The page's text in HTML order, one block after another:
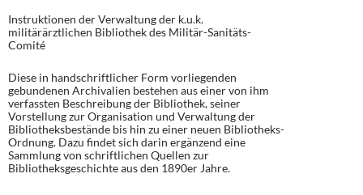
Instruktionen der Verwaltung der k.u.k.
militärärztlichen Bibliothek des Militär-Sanitäts-
Comité
Diese in handschriftlicher Form vorliegenden
gebundenen Archivalien bestehen aus einer von ihm
verfassten Beschreibung der Bibliothek, seiner
Vorstellung zur Organisation und Verwaltung der
Bibliotheksbestände bis hin zu einer neuen Bibliotheks-
Ordnung. Dazu findet sich darin ergänzend eine
Sammlung von schriftlichen Quellen zur
Bibliotheksgeschichte aus den 1890er Jahre.